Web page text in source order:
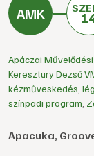
Apáczai
Keresztury Dezső
kézműveskedés
színpadi program
Apacuka,